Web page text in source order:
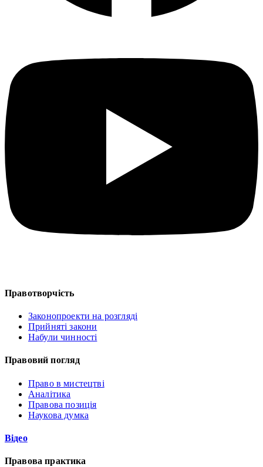
Правотворчість
Законопроекти на розгляді
Прийняті закони
Набули чинності
Правовий погляд
Право в мистецтві
Аналітика
Правова позиція
Наукова думка
Відео
Правова практика